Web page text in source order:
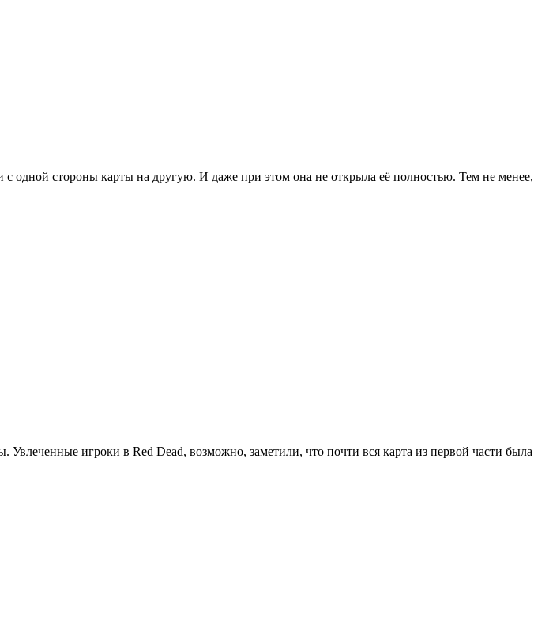
одной стороны карты на другую. И даже при этом она не открыла её полностью. Тем не менее,
игроки в Red Dead, возможно, заметили, что почти вся карта из первой части была